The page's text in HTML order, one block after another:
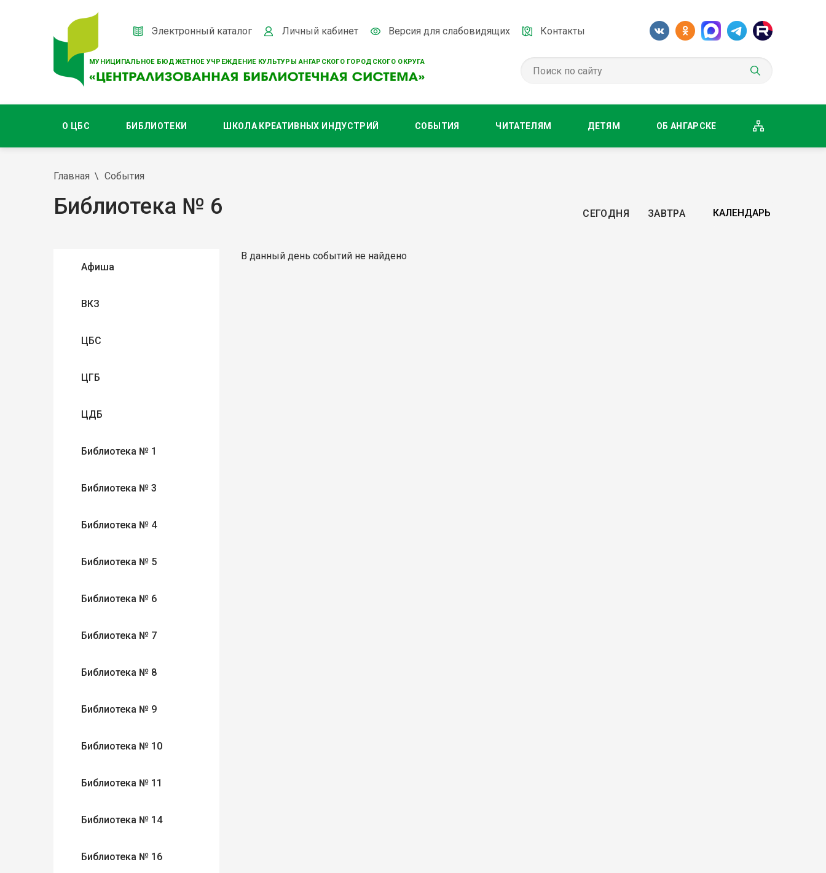
МУНИЦИПАЛЬНОЕ БЮДЖЕТНОЕ УЧРЕЖДЕНИЕ КУЛЬТУРЫ АНГАРСКОГО ГОРОДСКОГО ОКРУГА
Электронный каталог Личный кабинет Версия для слабовидящих Контакты
О ЦБС БИБЛИОТЕКИ ШКОЛА КРЕАТИВНЫХ ИНДУСТРИЙ СОБЫТИЯ ЧИТАТЕЛЯМ ДЕТЯМ ОБ АНГАРСКЕ
Главная События
Библиотека № 6 СЕГОДНЯ ЗАВТРА
Афиша
ВКЗ
ЦБС
ЦГБ
ЦДБ
Библиотека № 1
Библиотека № 3
Библиотека № 4
Библиотека № 5
Библиотека № 6
Библиотека № 7
Библиотека № 8
Библиотека № 9
Библиотека № 10
Библиотека № 11
Библиотека № 14
Библиотека № 16
В данный день событий не найдено